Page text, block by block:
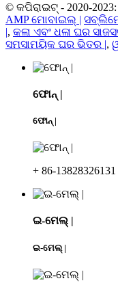
© କପିରାଇଟ୍ - 2020-
AMP ମୋବାଇଲ୍ |
|, କଳା ଏବଂ ଧଳା ଘର
ସମସାମୟିକ ଘର ଭିତର |,
ଫୋନ୍ |
ଫୋନ୍ |
+ 86-13828326131
ଇ-ମେଲ୍ |
ଇ-ମେଲ୍ |